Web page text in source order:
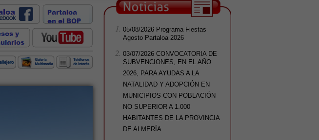
05/08/2026 Programa Fiestas
Agosto Partaloa 2026
03/07/2026 CONVOCATORIA DE
SUBVENCIONES, EN EL AÑO
2026, PARA AYUDAS A LA
NATALIDAD Y ADOPCIÓN EN
MUNICIPIOS CON POBLACIÓN
NO SUPERIOR A 1.000
HABITANTES DE LA PROVINCIA
DE ALMERÍA.